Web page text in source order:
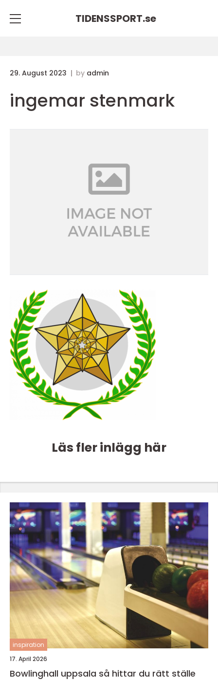
TIDENSSPORT.se
29. August 2023 by admin
ingemar stenmark
Läs fler inlägg här
inspiration
17. April 2026
Bowlinghall uppsala så hittar du rätt ställe